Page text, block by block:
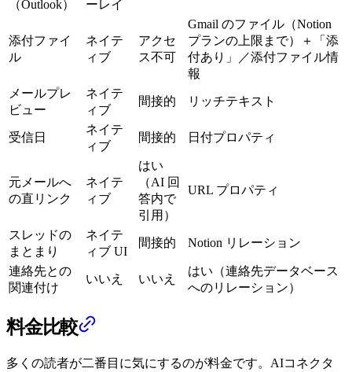
（Outlook）
ーレイ
添付ファイ
ル
ネイテ
ィブ
アクセ
ス不可
Gmail のファイル（Notion
プランの上限まで）＋「添
付あり」／添付ファイル情
報
メールプレ
ビュー
ネイテ
ィブ
間接的 リッチテキスト
受信日
ネイテ
ィブ
間接的 日付プロパティ
元メールへ
の直リンク
ネイテ
ィブ
はい
（AI 回
答内で
引用）
URL プロパティ
スレッドの
まとまり
ネイテ
ィブ UI
間接的 Notion リレーション
連絡先との
関連付け
いいえ いいえ
はい（連絡先データベース
へのリレーション）
料金比較
多くの読者が二番目に気にするのが料金です。AIコネクタ